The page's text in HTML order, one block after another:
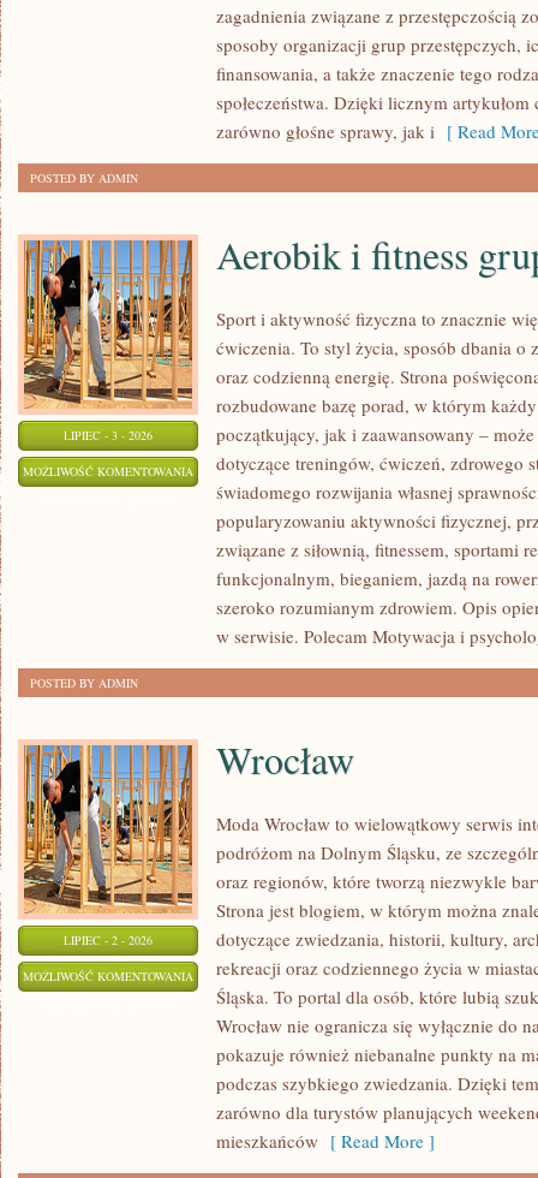
zagadnienia związane z przestępczością
sposoby organizacji grup przestępczych,
finansowania, a także znaczenie tego
społeczeństwa. Dzięki licznym
zarówno głośne sprawy, jak i [ Read
POSTED BY ADMIN
LIPIEC - 3 - 2026
MOŻLIWOŚĆ KOMENTOWANIA AEROBIK
FITNESS
GRUPOWY
Aerobik i fitness
Sport i aktywność fizyczna to znacznie
ćwiczenia. To styl życia, sposób dbania o
oraz codzienną energię. Strona
rozbudowane bazę porad, w którym
początkujący, jak i zaawansowany –
dotyczące treningów, ćwiczeń, zdrowego
świadomego rozwijania własnej
popularyzowaniu aktywności fizycznej,
związane z siłownią, fitnessem, sportami
funkcjonalnym, bieganiem, jazdą na
szeroko rozumianym zdrowiem. Opis
w serwisie. Polecam Motywacja i
POSTED BY ADMIN
LIPIEC - 2 - 2026
MOŻLIWOŚĆ KOMENTOWANIA WROCŁAW
Wrocław
Moda Wrocław to wielowątkowy serwis
podróżom na Dolnym Śląsku, ze
oraz regionów, które tworzą niezwykle
Strona jest blogiem, w którym można
dotyczące zwiedzania, historii, kultury,
rekreacji oraz codziennego życia w
Śląska. To portal dla osób, które lubią
Wrocław nie ogranicza się wyłącznie do
pokazuje również niebanalne punkty na
podczas szybkiego zwiedzania. Dzięki
zarówno dla turystów planujących
mieszkańców [ Read More ]